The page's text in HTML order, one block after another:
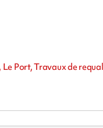
Port, Travaux de